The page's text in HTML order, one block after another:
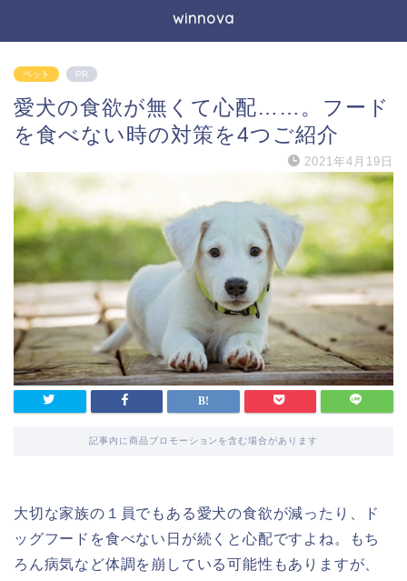
winnova
ペット PR
愛犬の食欲が無くて心配……。フード
を食べない時の対策を4つご紹介
2021年4月19日
記事内に商品プロモーションを含む場合があります
大切な家族の１員でもある愛犬の食欲が減ったり、ド
ッグフードを食べない日が続くと心配ですよね。もち
ろん病気など体調を崩している可能性もありますが、